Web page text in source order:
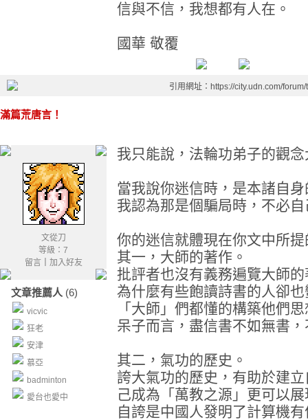
信與不信，我想都有人在。
國華 敬覆
引用網址：https://city.udn.com/
滿篇荒唐言！
文從刀
等級：7
留言｜ 加入好友
文章推薦人 (6)
vicvic
狂老
安津
慕亞
badminton
愛台也愛中
我只能說，法輪功弟子的觀
當我說你迷信時，是本諸自
我認為那是個騙局時，不必
你的迷信就體現在你文中所
其一，大師的著作。
批評者也沒有義務遍覽大師
為什麼有些飽讀詩書的人卻
「大師」們都懂的構築他們
呆子而言，盡信書不如無書
其二，氣功的歷史。
誇大氣功的歷史，有助於建
己成為「萬教之源」更可以
自誇是中國人發明了計算機